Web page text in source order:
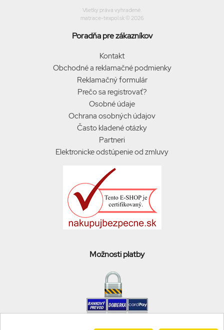
Všetky práva vyhradené.
matrace-texpol.sk © 2026
Poradňa pre zákazníkov
Kontakt
Obchodné a reklamačné podmienky
Reklamačný formulár
Prečo sa registrovať?
Osobné údaje
Ochrana osobných údajov
Často kladené otázky
Partneri
Elektronicke odstúpenie od zmluvy
Možnosti platby